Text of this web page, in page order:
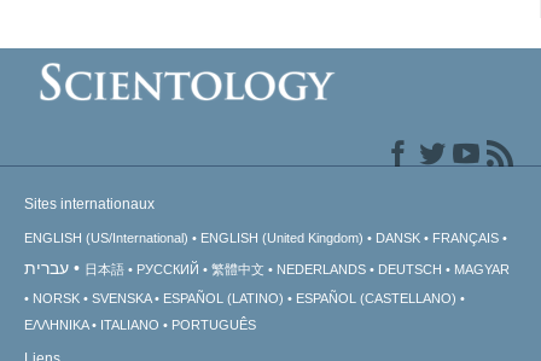
Sites internationaux
ENGLISH (US/International) ENGLISH (United Kingdom) DANSK FRANÇAIS
עברית 日本語 РУССКИЙ 繁體中文 NEDERLANDS DEUTSCH
MAGYAR
NORSK
SVENSKA ESPAÑOL (LATINO)
ESPAÑOL (CASTELLANO)
ΕΛΛΗΝΙΚA
ITALIANO PORTUGUÊS